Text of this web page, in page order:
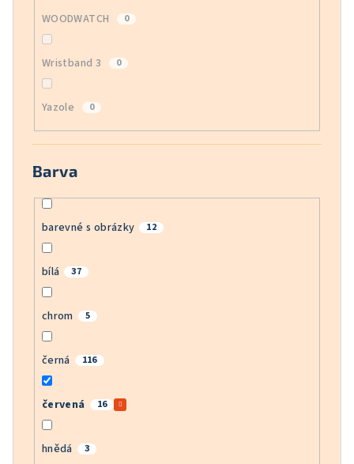
WOODWATCH 0
Wristband 3 0
Yazole 0
Barva
barevné s obrázky 12
bílá 37
chrom 5
černá 116
červená 16
hnědá 3